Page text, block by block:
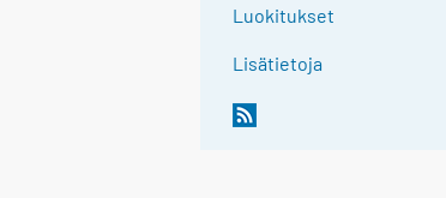
Luokitukset
Lisätietoja